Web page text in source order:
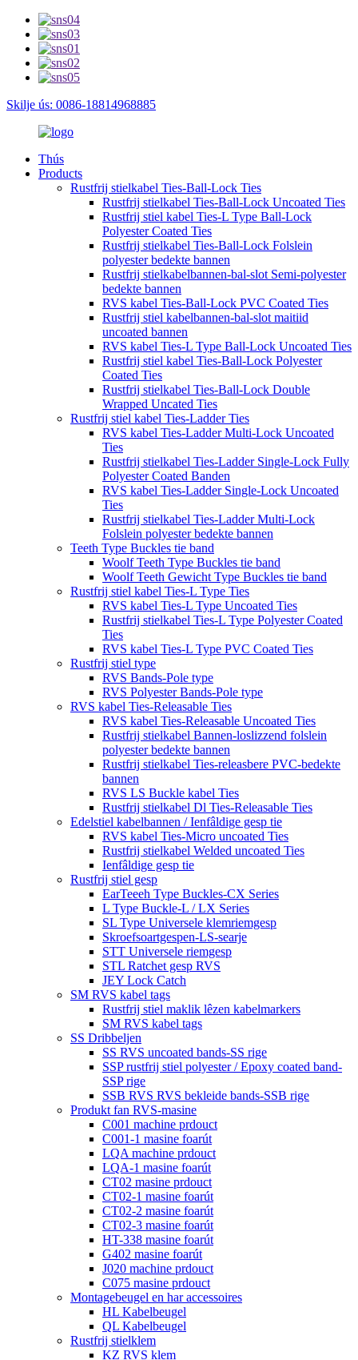
Skilje ús: 0086-18814968885
Thús
Products
Rustfrij stielkabel Ties-Ball-Lock Ties
Rustfrij stielkabel Ties-Ball-Lock Uncoated Ties
Rustfrij stiel kabel Ties-L Type Ball-Lock
Polyester Coated Ties
Rustfrij stielkabel Ties-Ball-Lock Folslein
polyester bedekte bannen
Rustfrij stielkabelbannen-bal-slot Semi-polyester
bedekte bannen
RVS kabel Ties-Ball-Lock PVC Coated Ties
Rustfrij stiel kabelbannen-bal-slot maitiid
uncoated bannen
RVS kabel Ties-L Type Ball-Lock Uncoated Ties
Rustfrij stiel kabel Ties-Ball-Lock Polyester
Coated Ties
Rustfrij stielkabel Ties-Ball-Lock Double
Wrapped Uncated Ties
Rustfrij stiel kabel Ties-Ladder Ties
RVS kabel Ties-Ladder Multi-Lock Uncoated
Ties
Rustfrij stielkabel Ties-Ladder Single-Lock Fully
Polyester Coated Banden
RVS kabel Ties-Ladder Single-Lock Uncoated
Ties
Rustfrij stielkabel Ties-Ladder Multi-Lock
Folslein polyester bedekte bannen
Teeth Type Buckles tie band
Woolf Teeth Type Buckles tie band
Woolf Teeth Gewicht Type Buckles tie band
Rustfrij stiel kabel Ties-L Type Ties
RVS kabel Ties-L Type Uncoated Ties
Rustfrij stielkabel Ties-L Type Polyester Coated
Ties
RVS kabel Ties-L Type PVC Coated Ties
Rustfrij stiel type
RVS Bands-Pole type
RVS Polyester Bands-Pole type
RVS kabel Ties-Releasable Ties
RVS kabel Ties-Releasable Uncoated Ties
Rustfrij stielkabel Bannen-loslizzend folslein
polyester bedekte bannen
Rustfrij stielkabel Ties-releasbere PVC-bedekte
bannen
RVS LS Buckle kabel Ties
Rustfrij stielkabel Dl Ties-Releasable Ties
Edelstiel kabelbannen / Ienfâldige gesp tie
RVS kabel Ties-Micro uncoated Ties
Rustfrij stielkabel Welded uncoated Ties
Ienfâldige gesp tie
Rustfrij stiel gesp
EarTeeeh Type Buckles-CX Series
L Type Buckle-L / LX Series
SL Type Universele klemriemgesp
Skroefsoartgespen-LS-searje
STT Universele riemgesp
STL Ratchet gesp RVS
JEY Lock Catch
SM RVS kabel tags
Rustfrij stiel maklik lêzen kabelmarkers
SM RVS kabel tags
SS Dribbeljen
SS RVS uncoated bands-SS rige
SSP rustfrij stiel polyester / Epoxy coated band-
SSP rige
SSB RVS RVS bekleide bands-SSB rige
Produkt fan RVS-masine
C001 machine prdouct
C001-1 masine foarút
LQA machine prdouct
LQA-1 masine foarút
CT02 masine prdouct
CT02-1 masine foarút
CT02-2 masine foarút
CT02-3 masine foarút
HT-338 masine foarút
G402 masine foarút
J020 machine prdouct
C075 masine prdouct
Montagebeugel en har accessoires
HL Kabelbeugel
QL Kabelbeugel
Rustfrij stielklem
KZ RVS klem